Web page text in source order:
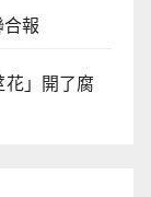
報
」開了腐